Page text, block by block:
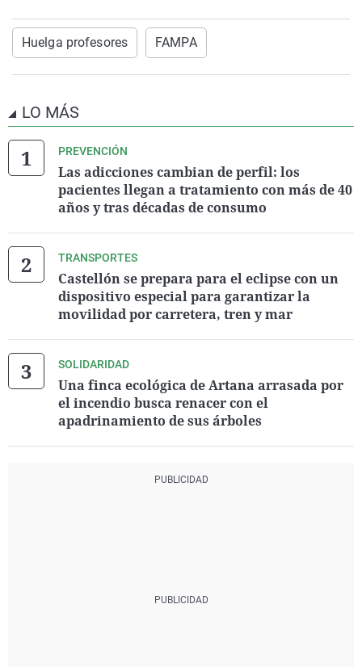
Huelga profesores FAMPA
LO MÁS
PREVENCIÓN
Las adicciones cambian de perfil: los
pacientes llegan a tratamiento con más de 40
años y tras décadas de consumo
TRANSPORTES
Castellón se prepara para el eclipse con un
dispositivo especial para garantizar la
movilidad por carretera, tren y mar
SOLIDARIDAD
Una finca ecológica de Artana arrasada por
el incendio busca renacer con el
apadrinamiento de sus árboles